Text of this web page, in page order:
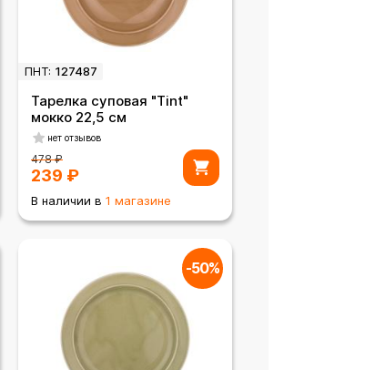
ПНТ: 127487
Тарелка суповая "Tint"
мокко 22,5 см
нет отзывов
478₽
239 ₽
В наличии в 1 магазине
-50%